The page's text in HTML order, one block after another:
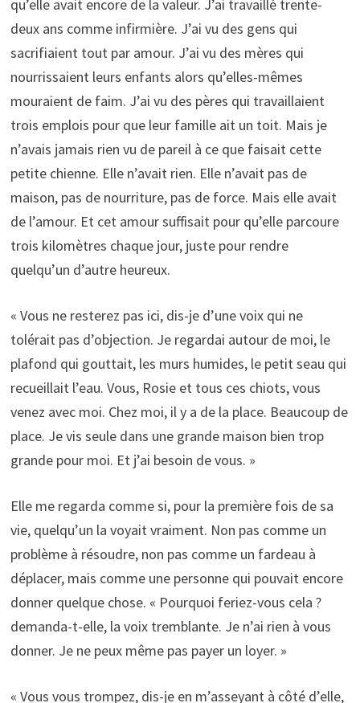
qu’elle avait encore de la valeur. J’ai travaillé trente-
deux ans comme infirmière. J’ai vu des gens qui
sacrifiaient tout par amour. J’ai vu des mères qui
nourrissaient leurs enfants alors qu’elles-mêmes
mouraient de faim. J’ai vu des pères qui travaillaient
trois emplois pour que leur famille ait un toit. Mais je
n’avais jamais rien vu de pareil à ce que faisait cette
petite chienne. Elle n’avait rien. Elle n’avait pas de
maison, pas de nourriture, pas de force. Mais elle avait
de l’amour. Et cet amour suffisait pour qu’elle parcoure
trois kilomètres chaque jour, juste pour rendre
quelqu’un d’autre heureux.
« Vous ne resterez pas ici, dis-je d’une voix qui ne
tolérait pas d’objection. Je regardai autour de moi, le
plafond qui gouttait, les murs humides, le petit seau qui
recueillait l’eau. Vous, Rosie et tous ces chiots, vous
venez avec moi. Chez moi, il y a de la place. Beaucoup de
place. Je vis seule dans une grande maison bien trop
grande pour moi. Et j’ai besoin de vous. »
Elle me regarda comme si, pour la première fois de sa
vie, quelqu’un la voyait vraiment. Non pas comme un
problème à résoudre, non pas comme un fardeau à
déplacer, mais comme une personne qui pouvait encore
donner quelque chose. « Pourquoi feriez-vous cela ?
demanda-t-elle, la voix tremblante. Je n’ai rien à vous
donner. Je ne peux même pas payer un loyer. »
« Vous vous trompez, dis-je en m’asseyant à côté d’elle,